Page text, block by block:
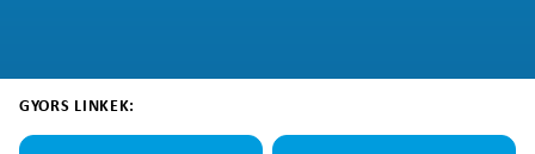
GYORS LINKEK: